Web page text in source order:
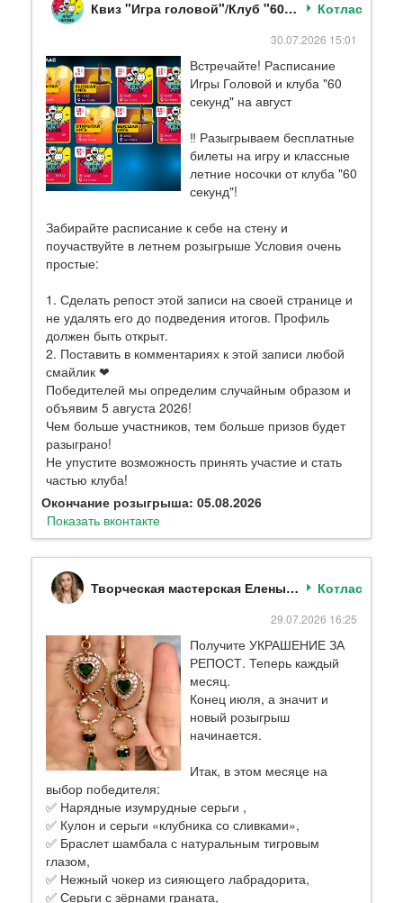
Квиз "Игра головой"/Клуб "60 секунд". Котлас Котлас
30.07.2026 15:01
Встречайте! Расписание
Игры Головой и клуба "60
секунд" на август
‼ Разыгрываем бесплатные
билеты на игру и классные
летние носочки от клуба "60
секунд"!
Забирайте расписание к себе на стену и
поучаствуйте в летнем розыгрыше Условия очень
простые:
1. Сделать репост этой записи на своей странице и
не удалять его до подведения итогов. Профиль
должен быть открыт.
2. Поставить в комментариях к этой записи любой
смайлик ❤
Победителей мы определим случайным образом и
объявим 5 августа 2026!
Чем больше участников, тем больше призов будет
разыграно!
Не упустите возможность принять участие и стать
частью клуба!
Окончание розыгрыша: 05.08.2026
Показать вконтакте
Творческая мастерская Елены Ануфриевой Котлас
29.07.2026 16:25
Получите УКРАШЕНИЕ ЗА
РЕПОСТ. Теперь каждый
месяц.
Конец июля, а значит и
новый розыгрыш
начинается.
Итак, в этом месяце на
выбор победителя:
✅ Нарядные изумрудные серьги ,
✅ Кулон и серьги «клубника со сливками»,
✅ Браслет шамбала с натуральным тигровым
глазом,
✅ Нежный чокер из сияющего лабрадорита,
✅ Серьги с зёрнами граната,